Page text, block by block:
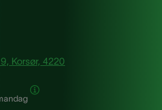
Korsør, 4220